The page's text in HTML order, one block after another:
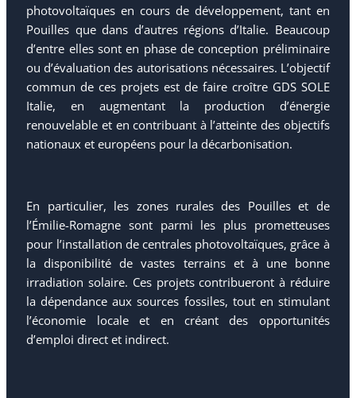
photovoltaïques en cours de développement, tant en
Pouilles que dans d’autres régions d’Italie. Beaucoup
d’entre elles sont en phase de conception préliminaire
ou d’évaluation des autorisations nécessaires. L’objectif
commun de ces projets est de faire croître GDS SOLE
Italie, en augmentant la production d’énergie
renouvelable et en contribuant à l’atteinte des objectifs
nationaux et européens pour la décarbonisation.
En particulier, les zones rurales des Pouilles et de
l’Émilie-Romagne sont parmi les plus prometteuses
pour l’installation de centrales photovoltaïques, grâce à
la disponibilité de vastes terrains et à une bonne
irradiation solaire. Ces projets contribueront à réduire
la dépendance aux sources fossiles, tout en stimulant
l’économie locale et en créant des opportunités
d’emploi direct et indirect.